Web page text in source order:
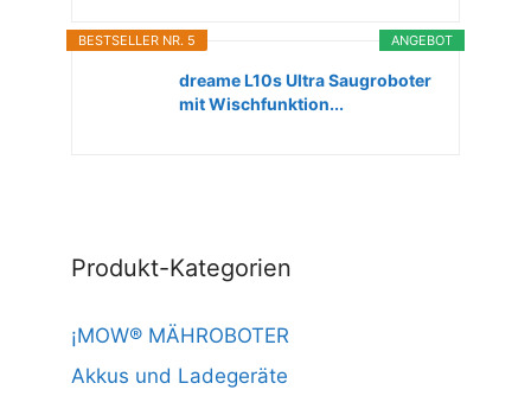
ANGEBOT
BESTSELLER NR. 5
dreame L10s Ultra Saugroboter
mit Wischfunktion...
Produkt-Kategorien
¡MOW® MÄHROBOTER
Akkus und Ladegeräte